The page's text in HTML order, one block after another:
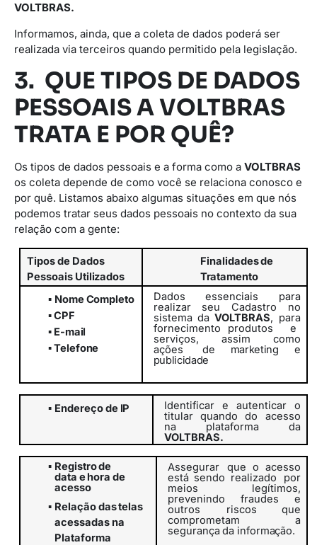
VOLTBRAS.
Informamos, ainda, que a coleta de dados poderá ser
realizada via terceiros quando permitido pela legislação.
3. QUE TIPOS DE DADOS
PESSOAIS A VOLTBRAS
TRATA E POR QUÊ?
Os tipos de dados pessoais e a forma como a VOLTBRAS
os coleta depende de como você se relaciona conosco e
por quê. Listamos abaixo algumas situações em que nós
podemos tratar seus dados pessoais no contexto da sua
relação com a gente:
Tiposde Dados
Pessoais Utilizados
Finalidadesde
Tratamento
▪ NomeCompleto
▪CPF
▪ E-mail
▪Telefone
Dados essenciais para
realizar seu Cadastro no
sistema daVOLTBRAS, para
fornecimento produtos
e
serviços,
assim
como
ações
de marketing e
publicidade
▪ Endereçode IP Identificar e autenticar
o
titular quando do
acesso
na plataforma da
VOLTBRAS.
▪ Registrode
data ehora de
acesso
▪ Relaçãodastelas
acessadas na
Plataforma
Assegurar
que o acesso
está sendo realizado
por
meios legítimos,
prevenindo fraudes e
outros
riscos que
comprometam
a
segurança da informação.